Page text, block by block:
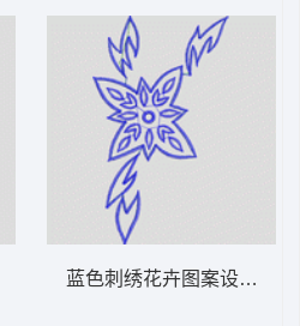
蓝色刺绣花卉图案设计 牛